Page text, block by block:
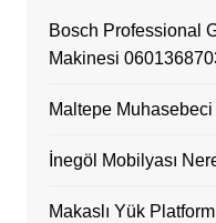
Bosch Professional
Makinesi
Maltepe Muhasebeci
İnegöl Mobilyası
Makaslı Yük